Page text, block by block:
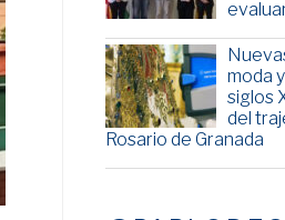
moda
siglos
del
Rosario de Granada